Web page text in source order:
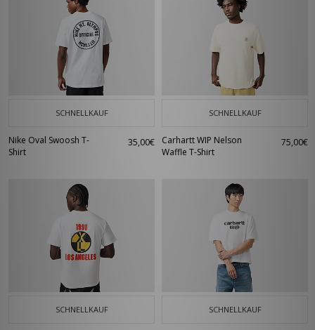
SCHNELLKAUF
Nike Oval Swoosh T-
Shirt
35,00€
SCHNELLKAUF
Carhartt WIP Nelson
Waffle T-Shirt
75,00€
SCHNELLKAUF SCHNELLKAUF